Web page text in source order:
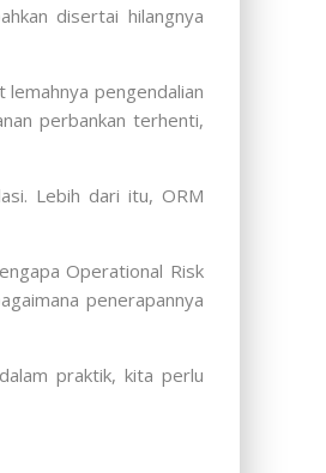
disertai hilangnya
lemahnya pengendalian
perbankan terhenti,
Lebih dari itu, ORM
Operational Risk
penerapannya
praktik, kita perlu